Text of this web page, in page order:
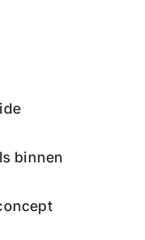
binnen